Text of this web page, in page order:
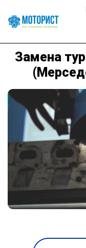
Замена